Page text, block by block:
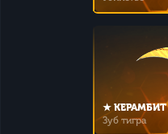
★ КЕРАМБИТ
Зуб тигра